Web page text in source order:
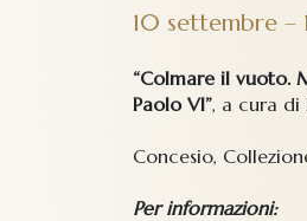
10 settembre –
“Colmare il vuoto.
Paolo VI”, a cura di
Concesio,
Per informazioni: